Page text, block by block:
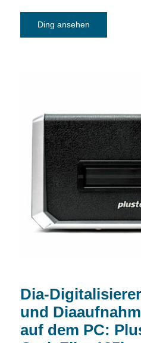
Ding ansehen
Dia-Digitalisierer
Diaaufnahmen
Plustek
Dia-
und
auf dem PC: